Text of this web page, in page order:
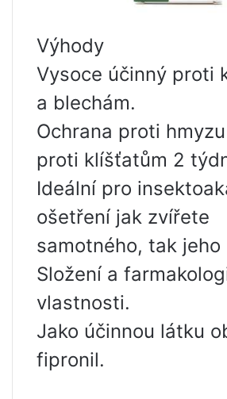
Výhody
Vysoce účinný proti
a blechám.
Ochrana proti
proti klíšťatům 2
Ideální pro
ošetření jak zvířete
samotného, ​​tak
Složení a
vlastnosti.
Jako účinnou látku
fipronil.